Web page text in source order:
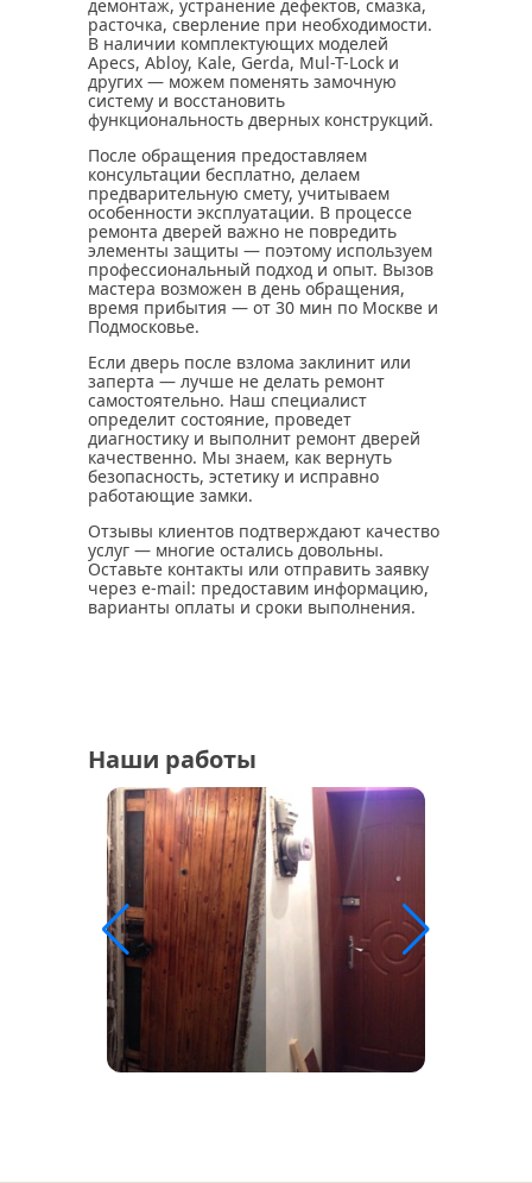
демонтаж, устранение дефектов, смазка,
расточка, сверление при необходимости.
В наличии комплектующих моделей
Apecs, Abloy, Kale, Gerda, Mul-T-Lock и
других — можем поменять замочную
систему и восстановить
функциональность дверных конструкций.
После обращения предоставляем
консультации бесплатно, делаем
предварительную смету, учитываем
особенности эксплуатации. В процессе
ремонта дверей важно не повредить
элементы защиты — поэтому используем
профессиональный подход и опыт. Вызов
мастера возможен в день обращения,
время прибытия — от 30 мин по Москве и
Подмосковье.
Если дверь после взлома заклинит или
заперта — лучше не делать ремонт
самостоятельно. Наш специалист
определит состояние, проведет
диагностику и выполнит ремонт дверей
качественно. Мы знаем, как вернуть
безопасность, эстетику и исправно
работающие замки.
Отзывы клиентов подтверждают качество
услуг — многие остались довольны.
Оставьте контакты или отправить заявку
через e-mail: предоставим информацию,
варианты оплаты и сроки выполнения.
Наши работы